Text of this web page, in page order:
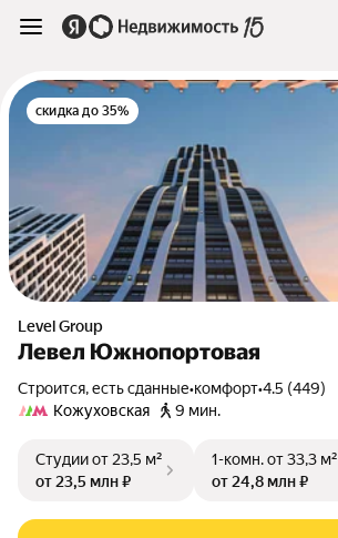
скидка до 35%
Level Group
Левел Южнопортовая
Строится, есть сданные•комфорт•4.5 (449)
Кожуховская
9 мин.
Студииот 23,5 м²
от 23,5 млн ₽
1-комн.от 33,3 м²
от 24,8 млн ₽